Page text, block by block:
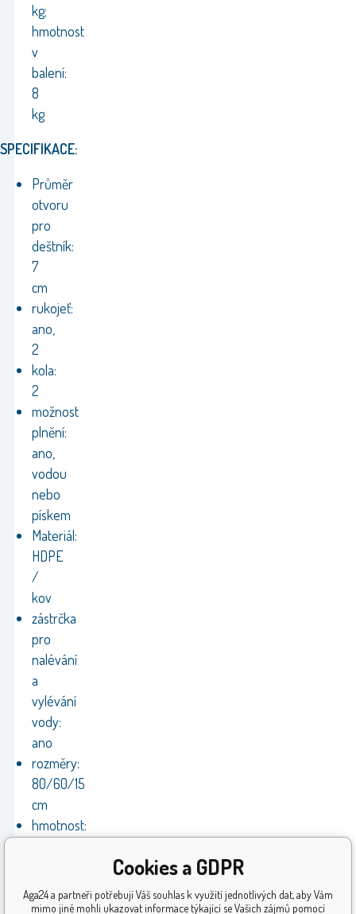
kg;
hmotnost
v
balení:
8
kg
SPECIFIKACE:
Průměr
otvoru
pro
deštník:
7
cm
rukojeť:
ano,
2
kola:
2
možnost
plnění:
ano,
vodou
nebo
pískem
Materiál:
HDPE
/
kov
zástrčka
pro
nalévání
a
vylévání
vody:
ano
rozměry:
80/60/15
cm
hmotnost:
hmotnost
v
Cookies a GDPR
Aga24 a partneři potřebují Váš souhlas k využití jednotlivých dat, aby Vám
mimo jiné mohli ukazovat informace týkající se Vašich zájmů pomocí